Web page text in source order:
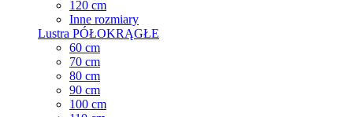
120 cm
Inne rozmiary
Lustra PÓŁOKRĄGŁE
60 cm
70 cm
80 cm
90 cm
100 cm